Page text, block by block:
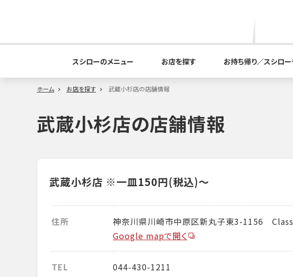
スシローのメニュー お店を探す お持ち帰り／スシロ
ホーム お店を探す 武蔵小杉店の店舗情報
武蔵小杉店の店舗情報
武蔵小杉店 ※一皿150円(税込)～
住所
神奈川県川崎市中原区新丸子東3-1156
Google mapで開く
TEL 044-430-1211